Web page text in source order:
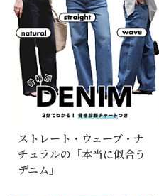
2026/5/14
話題の「涼感デ
ストレート・ウェーブ・ナ
チュラルの「本当に似合う
デニム」